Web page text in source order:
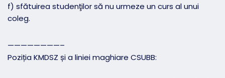
f) sfătuirea studenţilor să nu urmeze un curs al unui
coleg.
————————–
Poziția KMDSZ și a liniei maghiare CSUBB: